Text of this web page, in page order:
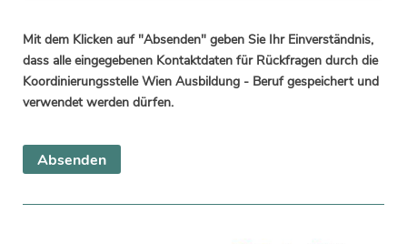
Mit dem Klicken auf "Absenden" geben Sie Ihr Einverständnis,
dass alle eingegebenen Kontaktdaten für Rückfragen durch die
Koordinierungsstelle Wien Ausbildung - Beruf gespeichert und
verwendet werden dürfen.